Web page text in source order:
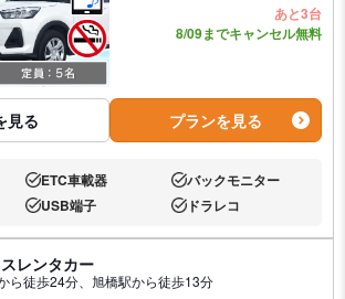
見る
あと3台
8/09までキャンセル無料
プランを見る
あり:ETC車載器 あり:バックモニター
あり:USB端子 あり:ドラレコ
レンタカー
ら徒歩24分、旭橋駅から徒歩13分